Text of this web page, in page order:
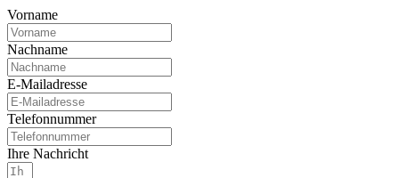
Vorname
Nachname
E-Mailadresse
Telefonnummer
Ihre Nachricht